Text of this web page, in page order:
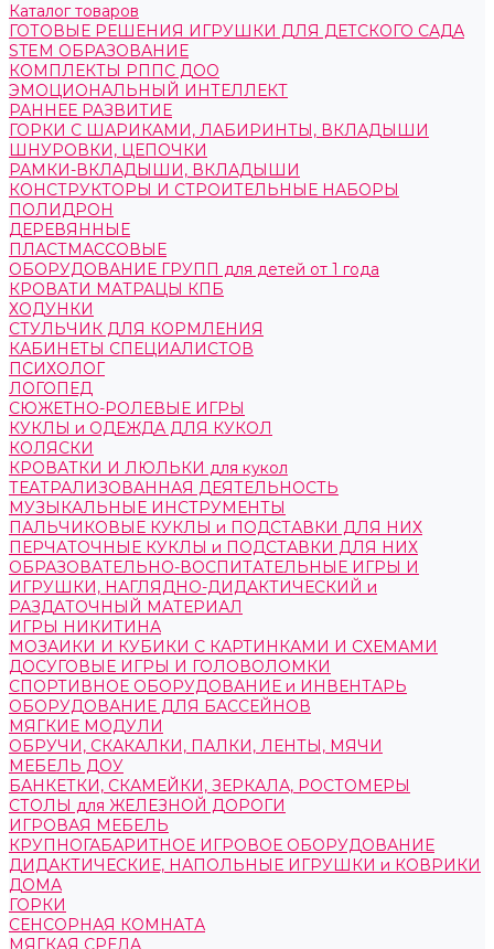
Каталог товаров
ГОТОВЫЕ РЕШЕНИЯ ИГРУШКИ ДЛЯ ДЕТСКОГО САДА
STEM ОБРАЗОВАНИЕ
КОМПЛЕКТЫ РППС ДОО
ЭМОЦИОНАЛЬНЫЙ ИНТЕЛЛЕКТ
РАННЕЕ РАЗВИТИЕ
ГОРКИ С ШАРИКАМИ, ЛАБИРИНТЫ, ВКЛАДЫШИ
ШНУРОВКИ, ЦЕПОЧКИ
РАМКИ-ВКЛАДЫШИ, ВКЛАДЫШИ
КОНСТРУКТОРЫ И СТРОИТЕЛЬНЫЕ НАБОРЫ
ПОЛИДРОН
ДЕРЕВЯННЫЕ
ПЛАСТМАССОВЫЕ
ОБОРУДОВАНИЕ ГРУПП для детей от 1 года
КРОВАТИ МАТРАЦЫ КПБ
ХОДУНКИ
СТУЛЬЧИК ДЛЯ КОРМЛЕНИЯ
КАБИНЕТЫ СПЕЦИАЛИСТОВ
ПСИХОЛОГ
ЛОГОПЕД
СЮЖЕТНО-РОЛЕВЫЕ ИГРЫ
КУКЛЫ и ОДЕЖДА ДЛЯ КУКОЛ
КОЛЯСКИ
КРОВАТКИ И ЛЮЛЬКИ для кукол
ТЕАТРАЛИЗОВАННАЯ ДЕЯТЕЛЬНОСТЬ
МУЗЫКАЛЬНЫЕ ИНСТРУМЕНТЫ
ПАЛЬЧИКОВЫЕ КУКЛЫ и ПОДСТАВКИ ДЛЯ НИХ
ПЕРЧАТОЧНЫЕ КУКЛЫ и ПОДСТАВКИ ДЛЯ НИХ
ОБРАЗОВАТЕЛЬНО-ВОСПИТАТЕЛЬНЫЕ ИГРЫ И
ИГРУШКИ, НАГЛЯДНО-ДИДАКТИЧЕСКИЙ и
РАЗДАТОЧНЫЙ МАТЕРИАЛ
ИГРЫ НИКИТИНА
МОЗАИКИ И КУБИКИ С КАРТИНКАМИ И СХЕМАМИ
ДОСУГОВЫЕ ИГРЫ И ГОЛОВОЛОМКИ
СПОРТИВНОЕ ОБОРУДОВАНИЕ и ИНВЕНТАРЬ
ОБОРУДОВАНИЕ ДЛЯ БАССЕЙНОВ
МЯГКИЕ МОДУЛИ
ОБРУЧИ, СКАКАЛКИ, ПАЛКИ, ЛЕНТЫ, МЯЧИ
МЕБЕЛЬ ДОУ
БАНКЕТКИ, СКАМЕЙКИ, ЗЕРКАЛА, РОСТОМЕРЫ
СТОЛЫ для ЖЕЛЕЗНОЙ ДОРОГИ
ИГРОВАЯ МЕБЕЛЬ
КРУПНОГАБАРИТНОЕ ИГРОВОЕ ОБОРУДОВАНИЕ
ДИДАКТИЧЕСКИЕ, НАПОЛЬНЫЕ ИГРУШКИ и КОВРИКИ
ДОМА
ГОРКИ
СЕНСОРНАЯ КОМНАТА
МЯГКАЯ СРЕДА